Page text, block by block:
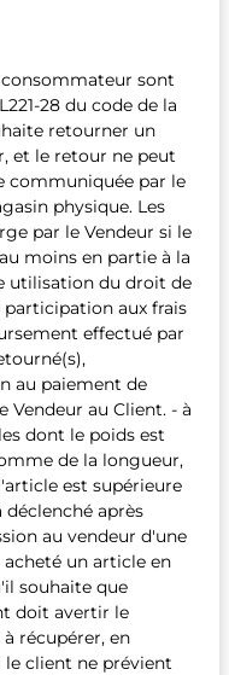
sont
28 du code de la
retourner un
et le retour ne peut
communiquée par le
physique. Les
par le Vendeur si le
moins en partie à la
utilisation du droit de
aux frais
effectué par
au paiement de
Vendeur au Client. - à
dont le poids est
de la longueur,
est supérieure
déclenché après
au vendeur d'une
acheté un article en
souhaite que
doit avertir le
récupérer, en
le client ne prévient